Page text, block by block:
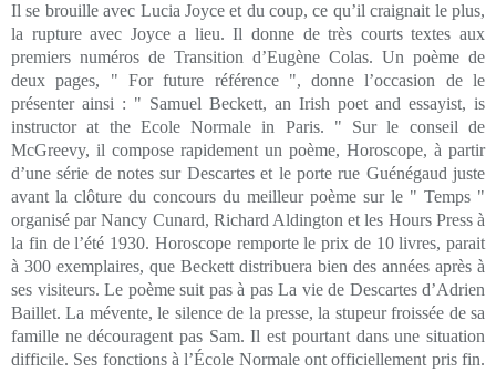
Il se brouille avec Lucia Joyce et du coup, ce qu’il craignait le plus,
la rupture avec Joyce a lieu. Il donne de très courts textes aux
premiers numéros de Transition d’Eugène Colas. Un poème de
deux pages, " For future référence ", donne l’occasion de le
présenter ainsi : " Samuel Beckett, an Irish poet and essayist, is
instructor at the Ecole Normale in Paris. " Sur le conseil de
McGreevy, il compose rapidement un poème, Horoscope, à partir
d’une série de notes sur Descartes et le porte rue Guénégaud juste
avant la clôture du concours du meilleur poème sur le " Temps "
organisé par Nancy Cunard, Richard Aldington et les Hours Press à
la fin de l’été 1930. Horoscope remporte le prix de 10 livres, parait
à 300 exemplaires, que Beckett distribuera bien des années après à
ses visiteurs. Le poème suit pas à pas La vie de Descartes d’Adrien
Baillet. La mévente, le silence de la presse, la stupeur froissée de sa
famille ne découragent pas Sam. Il est pourtant dans une situation
difficile. Ses fonctions à l’École Normale ont officiellement pris fin.